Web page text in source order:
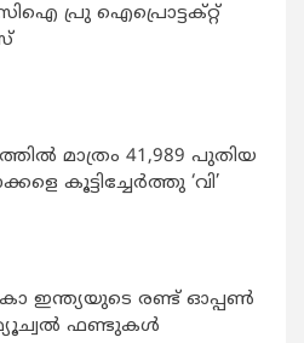
പ്രു ഐപ്രൊട്ടക്റ്റ്
മാത്രം 41,989 പുതിയ
കൂട്ടിച്ചേർത്തു ‘വി’
ഇന്ത്യയുടെ രണ്ട് ഓപ്പണ്‍
ഫണ്ടുകള്‍